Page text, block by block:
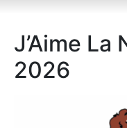
J’Aime La
2026